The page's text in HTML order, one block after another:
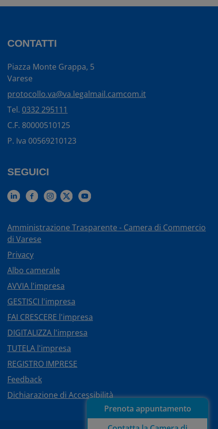
Prenota appuntamento
CONTATTI
Piazza Monte Grappa, 5
Varese
protocollo.va@va.legalmail.camcom.it
Tel. 0332 295111
C.F. 80000510125
P. Iva 00569210123
SEGUICI
Amministrazione Trasparente - Camera di Commercio
di Varese
Privacy
Albo camerale
AVVIA l'impresa
GESTISCI l'impresa
FAI CRESCERE l'impresa
DIGITALIZZA l'impresa
TUTELA l'impresa
REGISTRO IMPRESE
Feedback
Dichiarazione di Accessibilità